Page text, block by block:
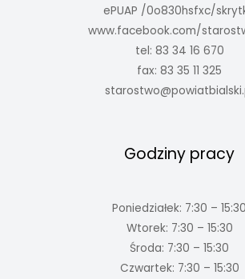
ePUAP /0o830hsfxc/
www.facebook.com/
tel: 83 34 16 670
fax: 83 35 11 325
Godziny pracy
Poniedziałek: 7:30 – 15:30
Wtorek: 7:30 – 15:30
Środa: 7:30 – 15:30
Czwartek: 7:30 – 15:30